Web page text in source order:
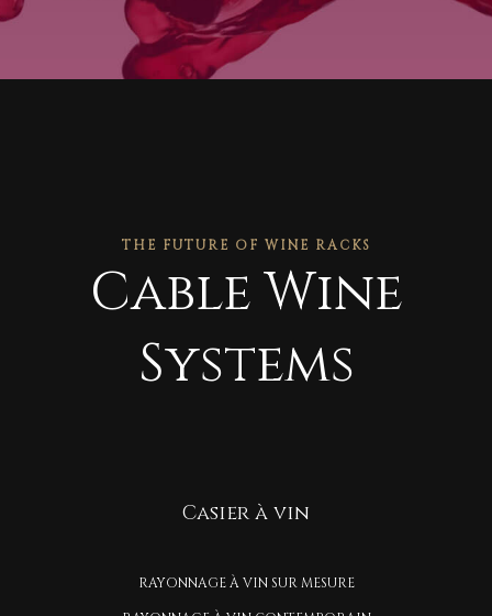
THE FUTURE OF WINE RACKS
Cable Wine
Systems
Casier à vin
RAYONNAGE À VIN SUR MESURE